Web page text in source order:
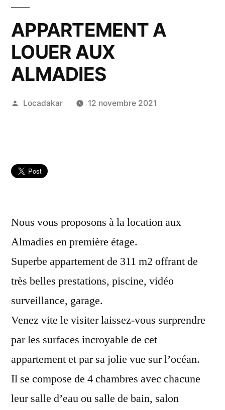
APPARTEMENT A
LOUER AUX
ALMADIES
Publié
Locadakar 12 novembre 2021
Nous vous proposons à la location aux
Almadies en première étage.
Superbe appartement de 311 m2 offrant de
très belles prestations, piscine, vidéo
surveillance, garage.
Venez vite le visiter laissez-vous surprendre
par les surfaces incroyable de cet
appartement et par sa jolie vue sur l’océan.
Il se compose de 4 chambres avec chacune
leur salle d’eau ou salle de bain, salon